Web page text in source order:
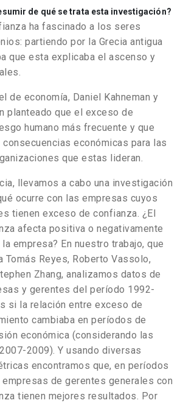
de qué se trata esta investigación?
ha fascinado a los seres
partiendo por la Grecia antigua
que esta explicaba el ascenso y
de economía, Daniel Kahneman y
planteado que el exceso de
humano más frecuente y que
económicas para las
que estas lideran.
llevamos a cabo una investigación
ocurre con las empresas cuyos
tienen exceso de confianza. ¿El
afecta positiva o negativamente
empresa? En nuestro trabajo, que
Tomás Reyes, Roberto Vassolo,
Zhang, analizamos datos de
y gerentes del período 1992-
si la relación entre exceso de
cambiaba en períodos de
económica (considerando las
2009). Y usando diversas
encontramos que, en períodos
de gerentes generales con
tienen mejores resultados. Por